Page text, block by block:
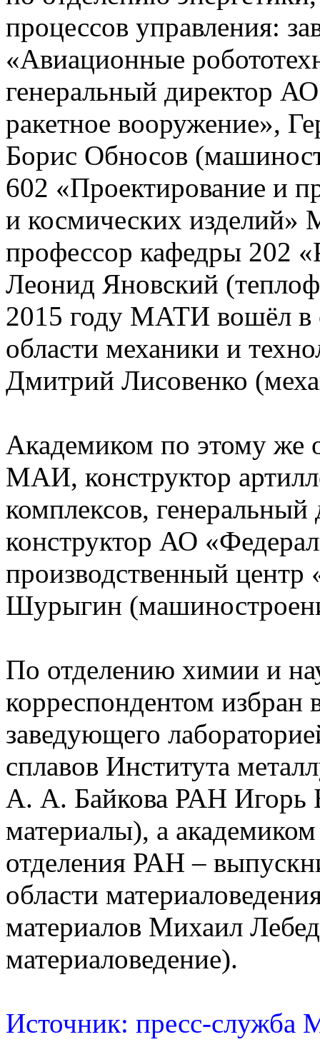
процессов управления:
«Авиационные
генеральный директор
ракетное вооружение»,
Борис Обносов
602 «Проектирование и
и космических
профессор кафедры 202
Леонид Яновский
2015 году МАТИ вошёл
области механики и
Дмитрий Лисовенко
Академиком по этому же
МАИ, конструктор
комплексов,
конструктор АО
производственный
Шурыгин
По отделению химии и
корреспондентом
заведующего
сплавов Института
А. А. Байкова РАН Игорь
материалы), а
отделения РАН –
области
материалов Михаил
материаловедение).
Источник: пресс-